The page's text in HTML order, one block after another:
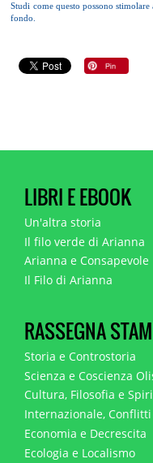
Studi come questo possono
fondo.
LIBRI E EBOOK
Un'altra storia
Il filo verde di Arianna
Arianna e Consapevole
Il Filo di Arianna
RASSEGNA
Storia e Controstoria
Scienza e Coscienza
Cultura, Filosofia e
Internazionale,
Economia e Decrescita
Ecologia e Localismo